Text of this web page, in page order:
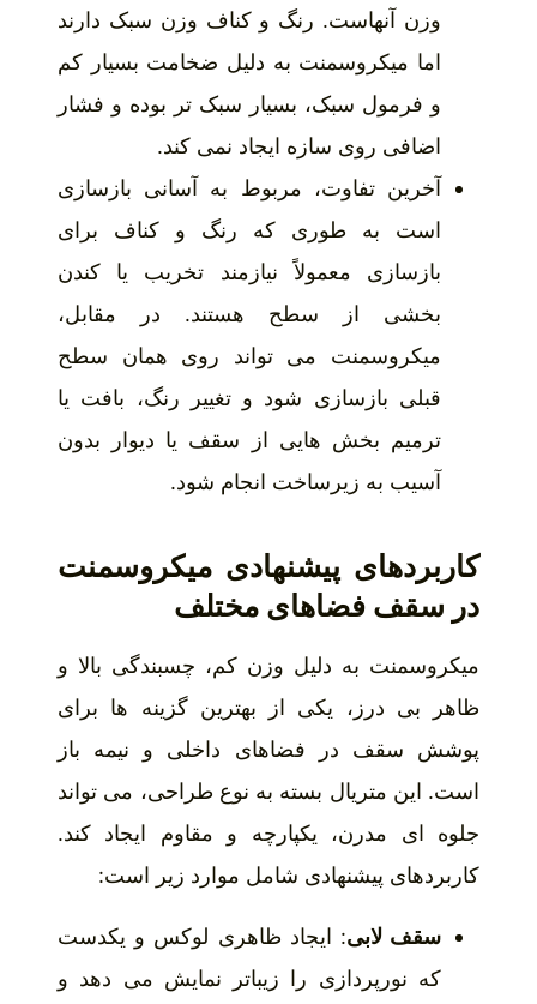
وزن آنهاست. رنگ و کناف وزن سبک دارند
اما میکروسمنت به دلیل ضخامت بسیار کم
و فرمول سبک، بسیار سبک تر بوده و فشار
اضافی روی سازه ایجاد نمی کند.
آخرین تفاوت، مربوط به آسانی بازسازی
است به طوری که رنگ و کناف برای
بازسازی معمولاً نیازمند تخریب یا کندن
بخشی از سطح هستند. در مقابل،
میکروسمنت می تواند روی همان سطح
قبلی بازسازی شود و تغییر رنگ، بافت یا
ترمیم بخش هایی از سقف یا دیوار بدون
آسیب به زیرساخت انجام شود.
کاربردهای پیشنهادی میکروسمنت
در سقف فضاهای مختلف
میکروسمنت به دلیل وزن کم، چسبندگی بالا و
ظاهر بی درز، یکی از بهترین گزینه ها برای
پوشش سقف در فضاهای داخلی و نیمه باز
است. این متریال بسته به نوع طراحی، می تواند
جلوه ای مدرن، یکپارچه و مقاوم ایجاد کند.
کاربردهای پیشنهادی شامل موارد زیر است:
سقف لابی: ایجاد ظاهری لوکس و یکدست
که نورپردازی را زیباتر نمایش می دهد و